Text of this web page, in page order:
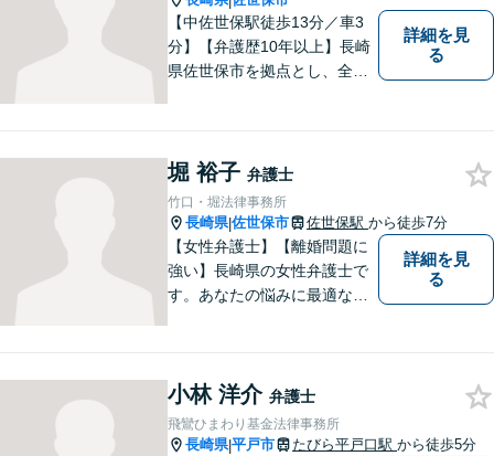
【中佐世保駅徒歩13分／車3
分】【弁護歴10年以上】長崎
県佐世保市を拠点とし、全国
の解決へと導きます。時間外
のご相談にも対応可能ですの
で、お気軽にご連絡くださ
い。
詳細を見
る
堀 裕子 弁護士
竹口・堀法律事務所
長崎県|佐世保市 佐世保駅 から徒歩7分
【女性弁護士】【離婚問題に
強い】長崎県の女性弁護士で
す。あなたの悩みに最適なリ
詳細を見
る
小林 洋介 弁護士
飛鸞ひまわり基金法律事務所
長崎県|平戸市 たびら平戸口駅 から徒歩5分